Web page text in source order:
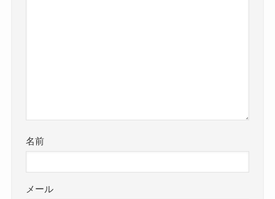
名前
メール